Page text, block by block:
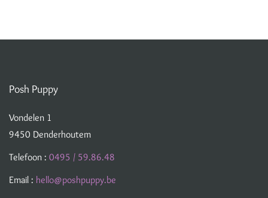
Posh Puppy
Vondelen 1
9450 Denderhoutem
Telefoon : 0495 / 59.86.48
Email : hello@poshpuppy.be